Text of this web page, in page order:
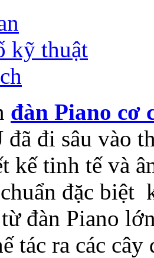
kỹ thuật
đàn Piano cơ
đã đi sâu vào
kế tinh tế và
đặc biệt
đàn Piano
tác ra các